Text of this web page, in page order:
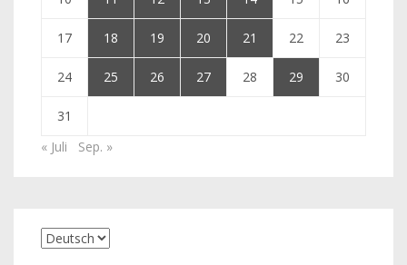
17 18 19 20 21 22 23
24 25 26 27 28 29 30
31
« Juli
Sep. »